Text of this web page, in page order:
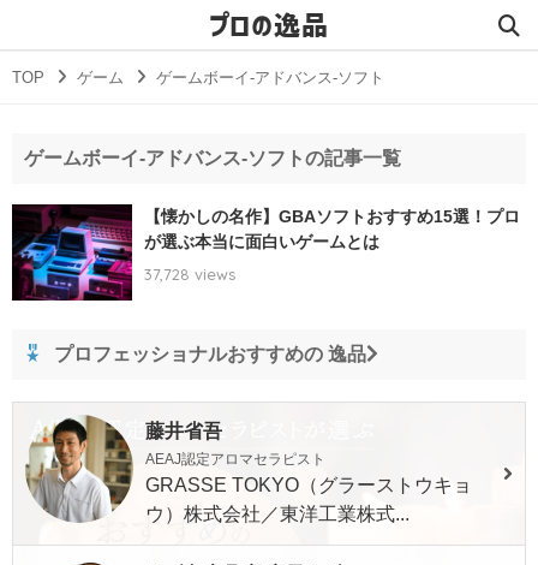
プロの逸品
TOP ゲーム ゲームボーイ-アドバンス-ソフト
ゲームボーイ-アドバンス-ソフトの記事一覧
【懐かしの名作】GBAソフトおすすめ15選！プロ
が選ぶ本当に面白いゲームとは
37,728 views
プロフェッショナルおすすめの 逸品
藤井省吾
AEAJ認定アロマセラピスト
GRASSE TOKYO（グラーストウキョ
ウ）株式会社／東洋工業株式...